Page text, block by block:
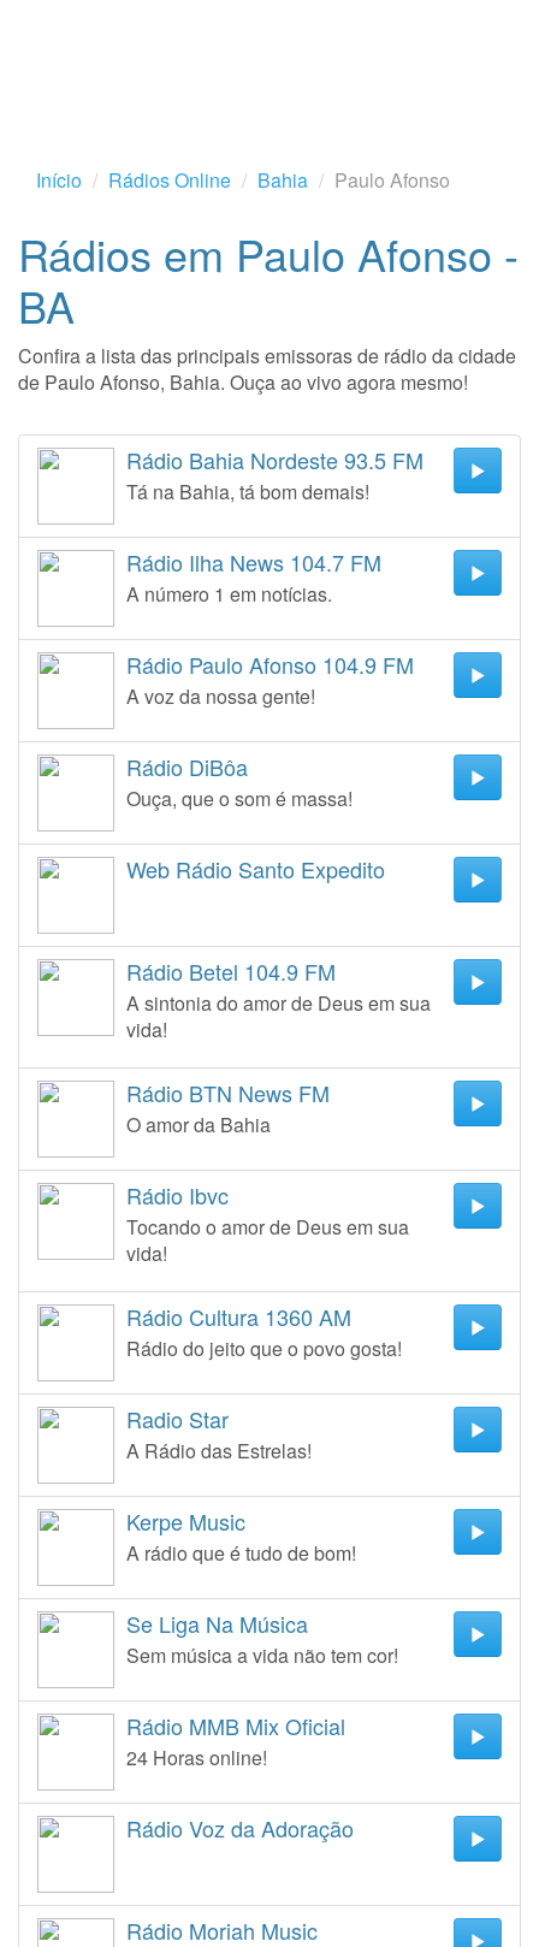
Início Rádios Online Bahia Paulo Afonso
Rádios em Paulo Afonso -
BA
Confira a lista das principais emissoras de rádio da cidade
de Paulo Afonso, Bahia. Ouça ao vivo agora mesmo!
Rádio Bahia Nordeste 93.5 FM
Tá na Bahia, tá bom demais!
Rádio Ilha News 104.7 FM
A número 1 em notícias.
Rádio Paulo Afonso 104.9 FM
A voz da nossa gente!
Rádio DiBôa
Ouça, que o som é massa!
Web Rádio Santo Expedito
Rádio Betel 104.9 FM
A sintonia do amor de Deus em sua
vida!
Rádio BTN News FM
O amor da Bahia
Rádio Ibvc
Tocando o amor de Deus em sua
vida!
Rádio Cultura 1360 AM
Rádio do jeito que o povo gosta!
Radio Star
A Rádio das Estrelas!
Kerpe Music
A rádio que é tudo de bom!
Se Liga Na Música
Sem música a vida não tem cor!
Rádio MMB Mix Oficial
24 Horas online!
Rádio Voz da Adoração
Rádio Moriah Music